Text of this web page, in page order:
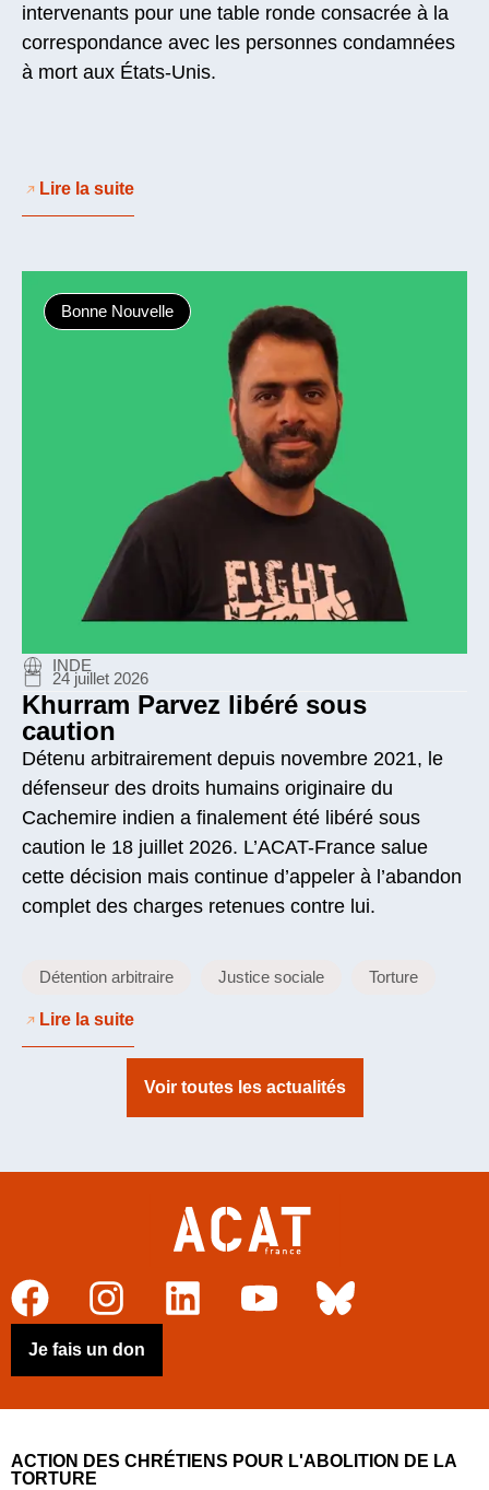
intervenants pour une table ronde consacrée à la
correspondance avec les personnes condamnées
à mort aux États-Unis.
Lire la suite
Bonne Nouvelle
INDE
24 juillet 2026
Khurram Parvez libéré sous
caution
Détenu arbitrairement depuis novembre 2021, le
défenseur des droits humains originaire du
Cachemire indien a finalement été libéré sous
caution le 18 juillet 2026. L’ACAT-France salue
cette décision mais continue d’appeler à l’abandon
complet des charges retenues contre lui.
Détention arbitraire Justice sociale Torture
Lire la suite
Voir toutes les actualités
Je fais un don
ACTION DES CHRÉTIENS POUR L'ABOLITION DE LA
TORTURE